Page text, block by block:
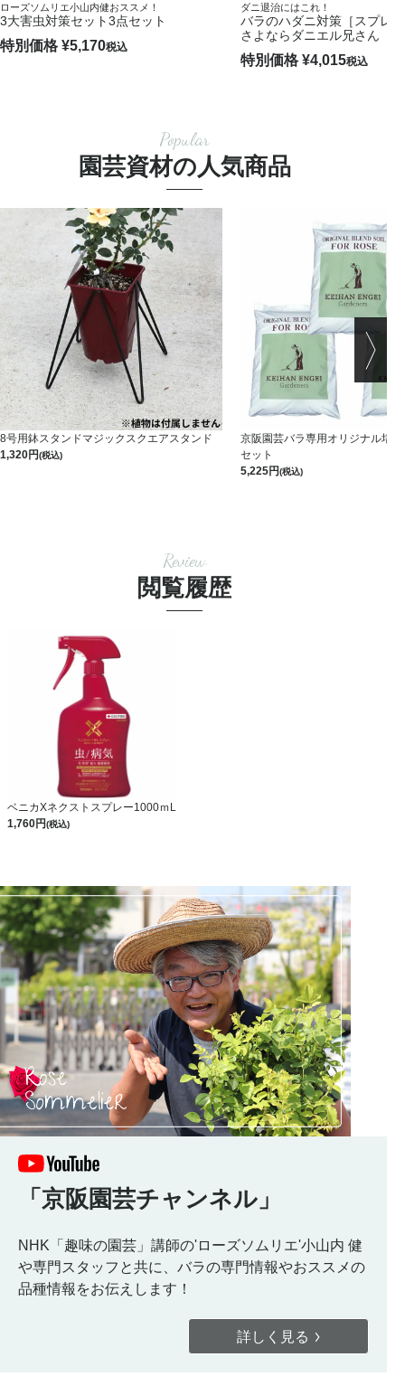
ローズソムリエ小山内健おススメ！
3大害虫対策セット3点セット
特別価格 ¥5,170税込
ダニ退治にはこれ！
バラのハダニ対策［スプレ
さよならダニエル兄さん
特別価格 ¥4,015税込
Popular
園芸資材の人気商品
8号用鉢スタンドマジックスクエアスタンド
1,320
(税込)
京阪園芸バラ専用オリジナル培
セット
5,225
(税込)
Review
閲覧履歴
ベニカXネクストスプレー1000ｍL
1,760
(税込)
「京阪園芸チャンネル」
NHK「趣味の園芸」講師の'ローズソムリエ'小山内 健
や専門スタッフと共に、バラの専門情報やおススメの
品種情報をお伝えします！
詳しく見る